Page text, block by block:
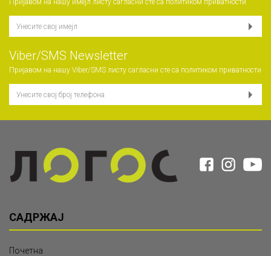
Пријавом на нашу имејл листу сагласни сте са политиком приватности
Viber/SMS Newsletter
Пријавом на нашу Viber/SMS листу сагласни сте са политиком приватности
САДРЖАЈ
Почетна